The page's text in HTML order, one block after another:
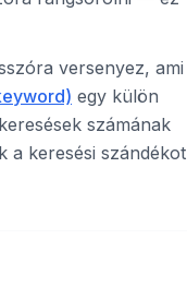
versenyez, ami
egy külön
számának
a keresési szándékot